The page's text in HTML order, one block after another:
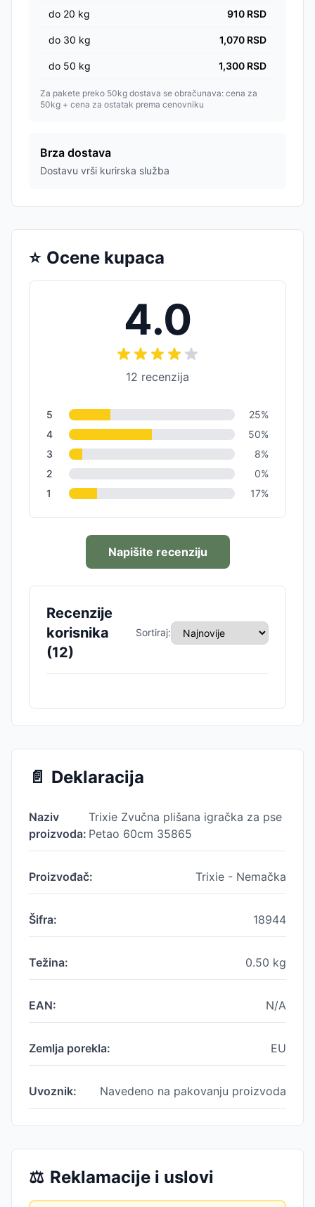
do 20 kg 910 RSD
do 30 kg 1,070 RSD
do 50 kg 1,300 RSD
Za pakete preko 50kg dostava se obračunava: cena za
50kg + cena za ostatak prema cenovniku
Brza dostava
Dostavu vrši kurirska služba
⭐ Ocene kupaca
4.0
12 recenzija
5 25%
4
50%
3
8%
2
0%
1
17%
Napišite recenziju
Recenzije
korisnika
(12)
Sortiraj:
📄 Deklaracija
Naziv
proizvoda:
Trixie Zvučna plišana igračka za pse
Petao 60cm 35865
Proizvođač: Trixie - Nemačka
Šifra: 18944
Težina: 0.50 kg
EAN: N/A
Zemlja porekla: EU
Uvoznik: Navedeno na pakovanju proizvoda
⚖️ Reklamacije i uslovi